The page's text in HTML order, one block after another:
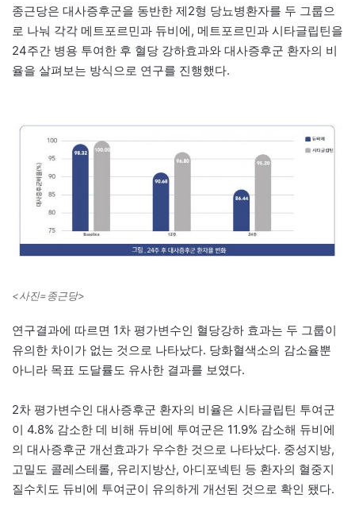
종근당은 대사증후군을 동반한 제2형 당뇨병환자를 두 그룹으
로 나눠 각각 메트포르민과 듀비에, 메트포르민과 시타글립틴을
24주간 병용 투여한 후 혈당 강하효과와 대사증후군 환자의 비
율을 살펴보는 방식으로 연구를 진행했다.
<사진=종근당>
연구결과에 따르면 1차 평가변수인 혈당강하 효과는 두 그룹이
유의한 차이가 없는 것으로 나타났다. 당화혈색소의 감소율뿐
아니라 목표 도달률도 유사한 결과를 보였다.
2차 평가변수인 대사증후군 환자의 비율은 시타글립틴 투여군
이 4.8% 감소한 데 비해 듀비에 투여군은 11.9% 감소해 듀비에
의 대사증후군 개선효과가 우수한 것으로 나타났다. 중성지방,
고밀도 콜레스테롤, 유리지방산, 아디포넥틴 등 환자의 혈중지
질수치도 듀비에 투여군이 유의하게 개선된 것으로 확인 됐다.